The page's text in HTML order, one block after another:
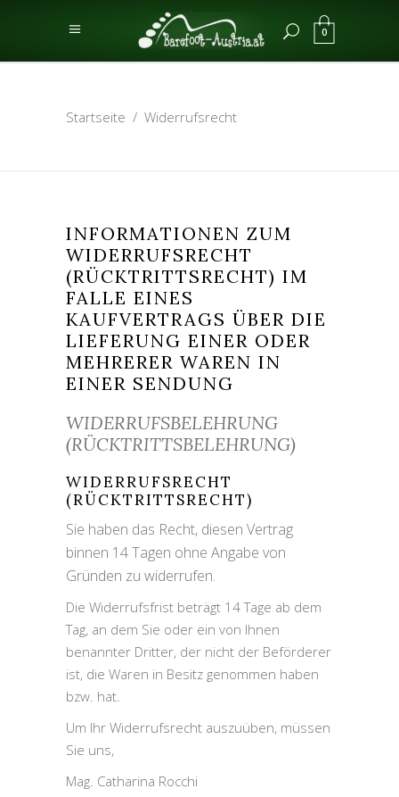
0
Startseite / Widerrufsrecht
INFORMATIONEN ZUM
WIDERRUFSRECHT
(RÜCKTRITTSRECHT) IM
FALLE EINES
KAUFVERTRAGS ÜBER DIE
LIEFERUNG EINER ODER
MEHRERER WAREN IN
EINER SENDUNG
WIDERRUFSBELEHRUNG
(RÜCKTRITTSBELEHRUNG)
WIDERRUFSRECHT
(RÜCKTRITTSRECHT)
Sie haben das Recht, diesen Vertrag
binnen 14 Tagen ohne Angabe von
Gründen zu widerrufen.
Die Widerrufsfrist beträgt 14 Tage ab dem
Tag, an dem Sie oder ein von Ihnen
benannter Dritter, der nicht der Beförderer
ist, die Waren in Besitz genommen haben
bzw. hat.
Um Ihr Widerrufsrecht auszuüben, müssen
Sie uns,
Mag. Catharina Rocchi